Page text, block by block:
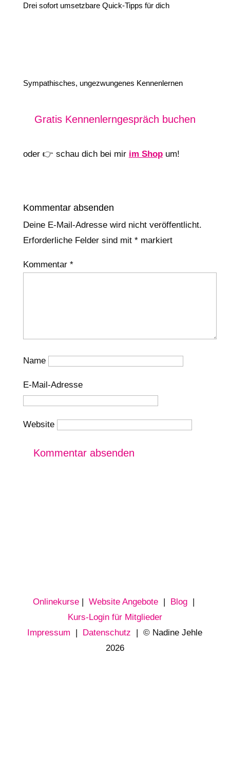
Drei sofort umsetzbare Quick-Tipps für dich
Sympathisches, ungezwungenes Kennenlernen
Gratis Kennenlerngespräch buchen
oder 👉 schau dich bei mir im Shopum!
Kommentar absenden
Deine E-Mail-Adresse wird nicht veröffentlicht.
Erforderliche Felder sind mit *markiert
Kommentar *
Name
E-Mail-Adresse
Website
Onlinekurse| Website Angebote| Blog|
Kurs-Login für Mitglieder
Impressum | Datenschutz | © Nadine Jehle
2026